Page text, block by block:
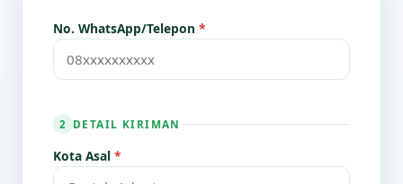
No. WhatsApp/Telepon *
2 DETAIL KIRIMAN
Kota Asal *